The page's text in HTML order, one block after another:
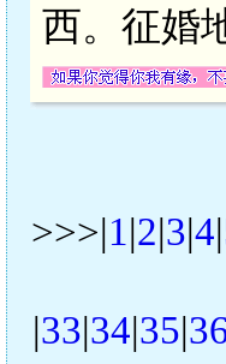
西。征婚
>>>|1|2|3|4|
|33|34|35|